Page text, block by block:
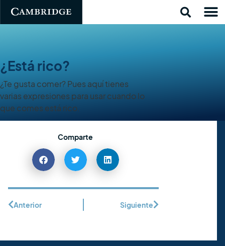
¿Está rico?
¿Te gusta comer? Pues aquí tienes
varias expresiones para usar cuando lo
que comes está rico.
Comparte
Anterior Siguiente